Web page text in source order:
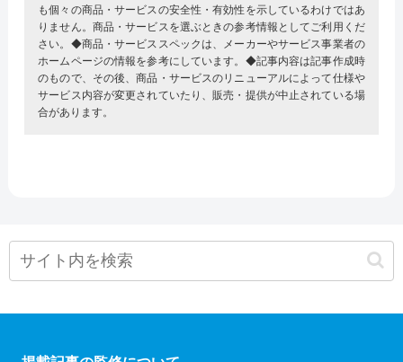
も個々の商品・サービスの安全性・有効性を示しているわけではあ
りません。商品・サービスを選ぶときの参考情報としてご利用くだ
さい。◆商品・サービススペックは、メーカーやサービス事業者の
ホームページの情報を参考にしています。◆記事内容は記事作成時
のもので、その後、商品・サービスのリニューアルによって仕様や
サービス内容が変更されていたり、販売・提供が中止されている場
合があります。